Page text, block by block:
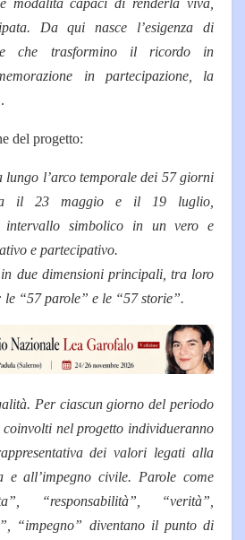
Da qui nasce l’esigenza di
che trasformino il ricordo in
in partecipazione, la
del progetto:
lungo l’arco temporale dei 57 giorni
il 23 maggio e il 19 luglio,
intervallo simbolico in un vero e
e partecipativo.
due dimensioni principali, tra loro
le “57 parole” e le “57 storie”.
Per ciascun giorno del periodo
nel progetto individueranno
dei valori legati alla
e all’impegno civile. Parole come
“responsabilità”, “verità”,
“impegno” diventano il punto di